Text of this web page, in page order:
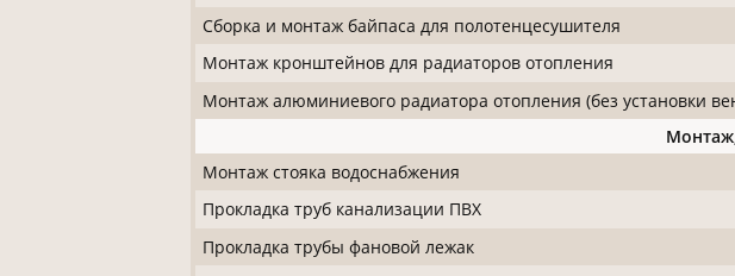
Сборка и монтаж байпаса для полотенцесушителя
Монтаж кронштейнов для радиаторов отопления
Монтаж алюминиевого радиатора отопления (без установки
Монтаж стояка водоснабжения
Прокладка труб канализации ПВХ
Прокладка трубы фановой лежак